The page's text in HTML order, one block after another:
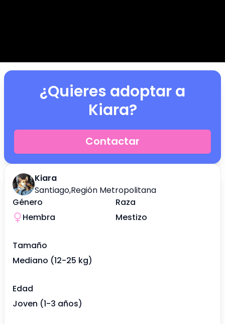
Kiara
Santiago,Región Metropolitana
Género
Hembra
Raza
Mestizo
Tamaño
Mediano (12-25 kg)
Edad
Joven (1-3 años)
¿Quieres adoptar a
Kiara?
Contactar